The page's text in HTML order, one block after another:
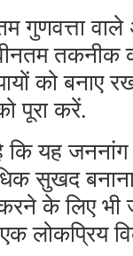
गुणवत्ता
तकनीक
को बनाए
पूरा करें.
कि यह जननांग
सुखद
के लिए भी
लोकप्रिय